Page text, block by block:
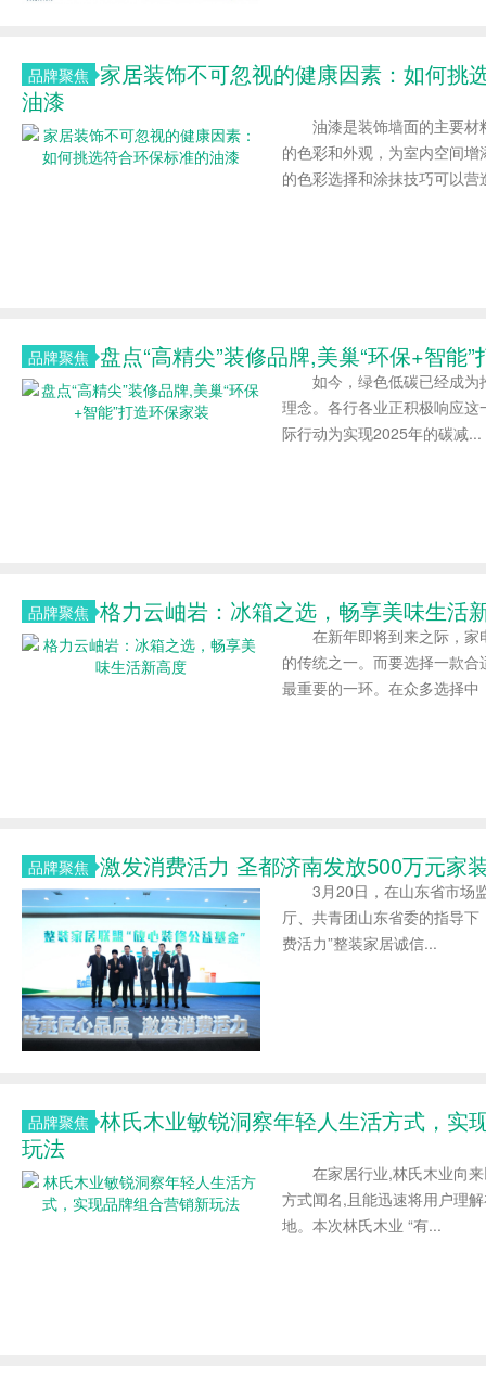
品牌聚焦 家居装饰不可忽视的健康因素：如何挑
油漆
油漆是装饰墙面的主要材
的色彩和外观，为室内空间
的色彩选择和涂抹技巧可以营
品牌聚焦 盘点“高精尖”装修品牌,美巢“环保+智能
如今，绿色低碳已经成为
理念。各行各业正积极响应
际行动为实现2025年的碳减...
品牌聚焦 格力云岫岩：冰箱之选，畅享美味生活
在新年即将到来之际，家
的传统之一。而要选择一款
最重要的一环。在众多选择中
品牌聚焦 激发消费活力 圣都济南发放500万元家
3月20日，在山东省市场
厅、共青团山东省委的指导下
费活力”整装家居诚信...
品牌聚焦 林氏木业敏锐洞察年轻人生活方式，实
玩法
在家居行业,林氏木业向来
方式闻名,且能迅速将用户理
地。本次林氏木业 “有...